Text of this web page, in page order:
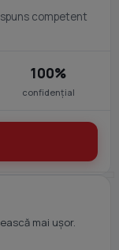
competent
100%
confidențial
mai ușor.